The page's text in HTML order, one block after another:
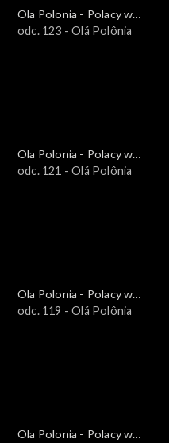
Ola Polonia - Polacy w
Brazylii i Ameryce
odc. 123 - Olá Polônia
Ola Polonia - Polacy w
Brazylii i Ameryce
odc. 121 - Olá Polônia
Ola Polonia - Polacy w
Brazylii i Ameryce
odc. 119 - Olá Polônia
Ola Polonia - Polacy w